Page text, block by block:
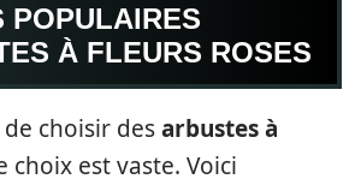
POPULAIRES
À FLEURS ROSES
de choisir desarbustes à
choix est vaste. Voici